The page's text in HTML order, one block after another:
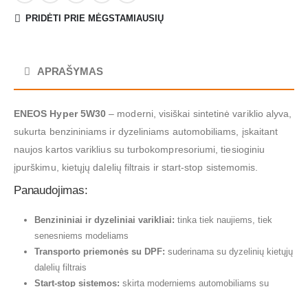
PRIDĖTI PRIE MĖGSTAMIAUSIŲ
APRAŠYMAS
ENEOS Hyper 5W30 – moderni, visiškai sintetinė variklio alyva,
sukurta benzininiams ir dyzeliniams automobiliams, įskaitant
naujos kartos variklius su turbokompresoriumi, tiesioginiu
įpurškimu, kietųjų dalelių filtrais ir start-stop sistemomis.
Panaudojimas:
Benzininiai ir dyzeliniai varikliai: tinka tiek naujiems, tiek
senesniems modeliams
Transporto priemonės su DPF: suderinama su dyzelinių kietųjų
dalelių filtrais
Start-stop sistemos: skirta moderniems automobiliams su